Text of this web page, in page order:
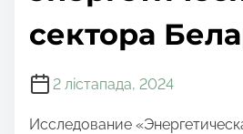
сектора
2 лістапада, 2024
Исследование